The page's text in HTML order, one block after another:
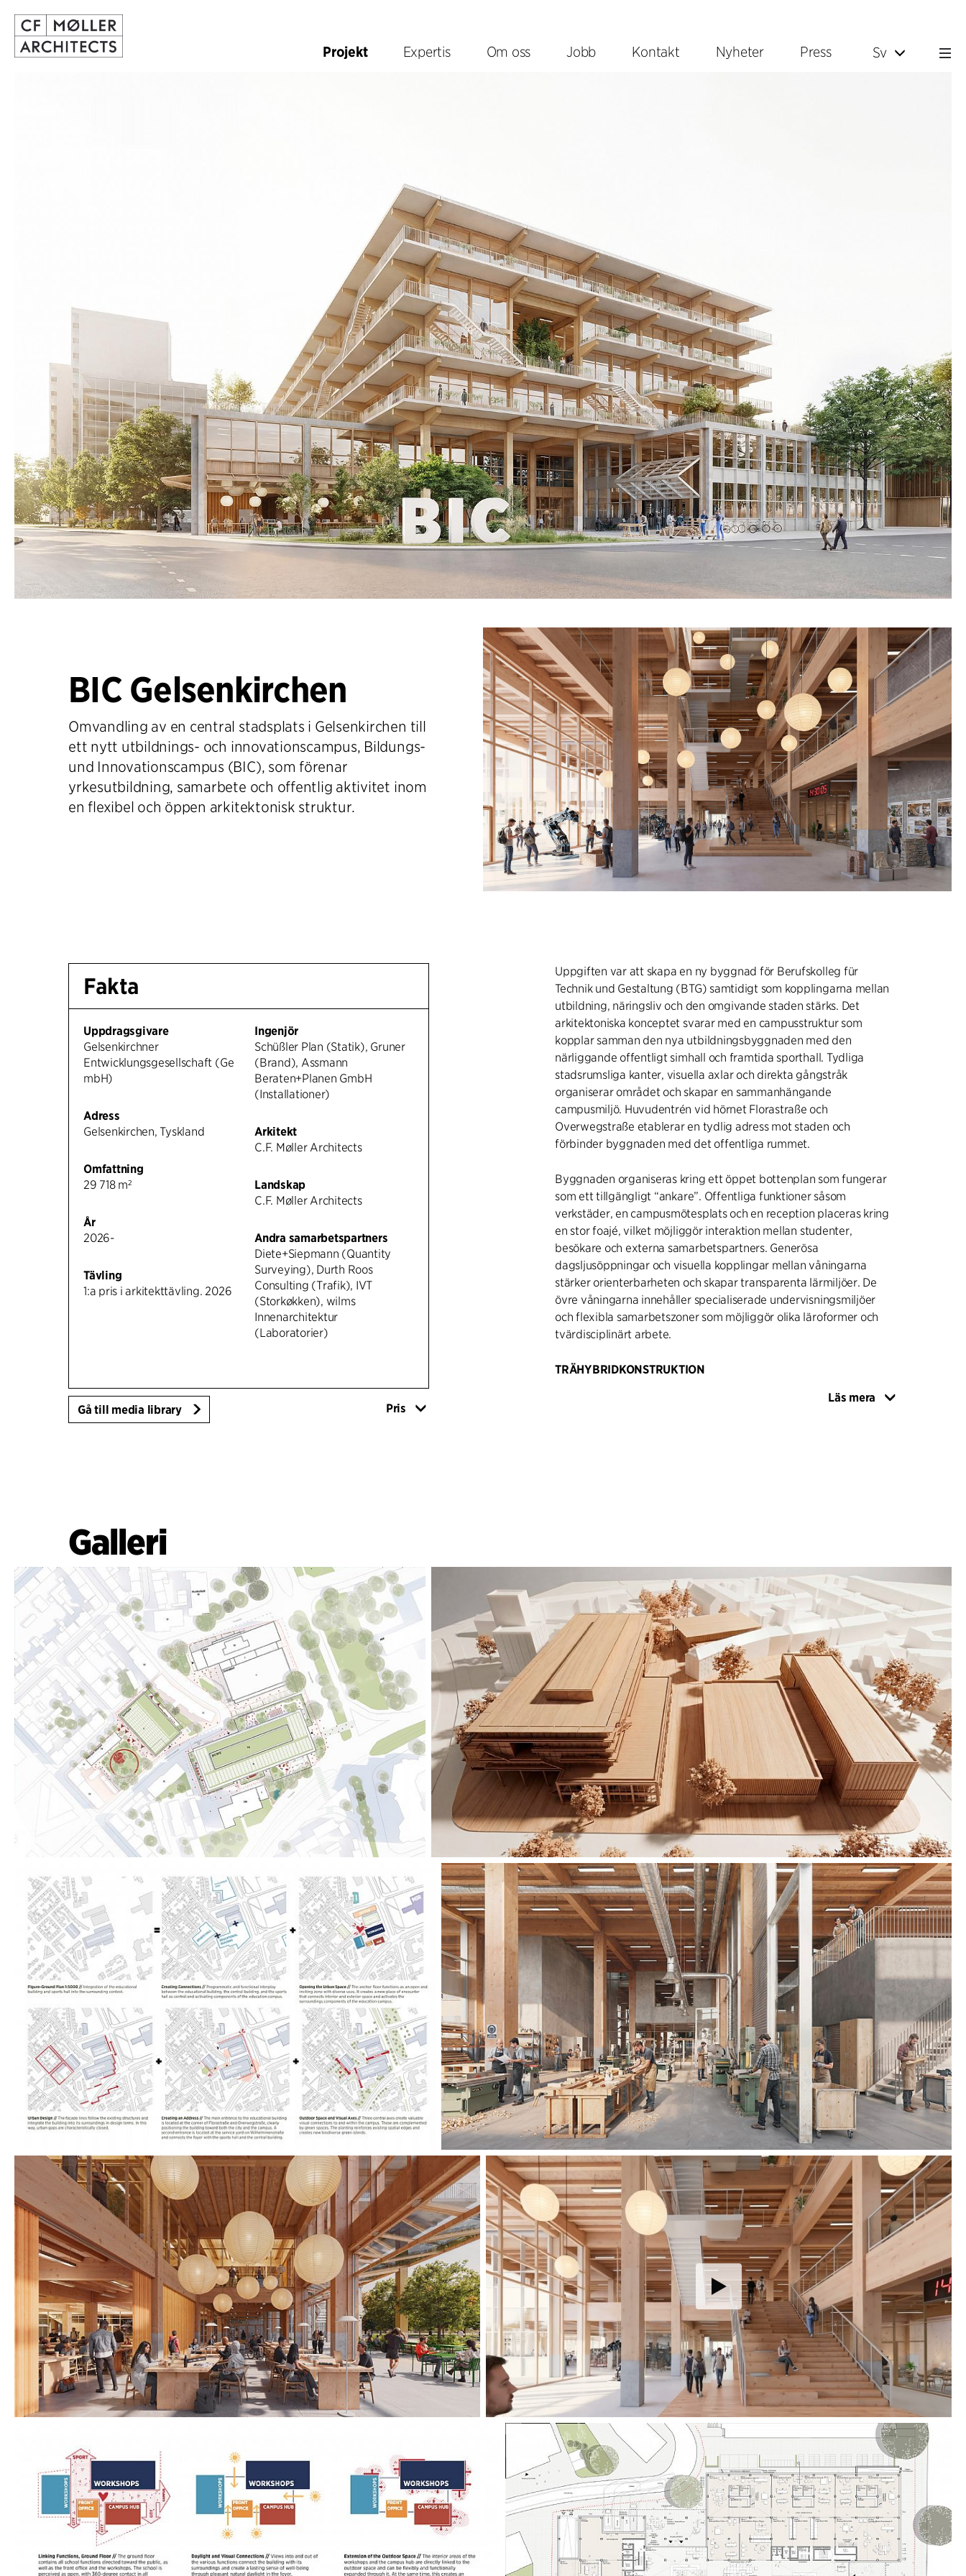
Projekt Expertis Om oss Jobb Kontakt Nyheter Press Sv
BIC Gelsenkirchen
Omvandling av en central stadsplats i Gelsenkirchen till
ett nytt utbildnings- och innovationscampus, Bildungs-
und Innovationscampus (BIC), som förenar
yrkesutbildning, samarbete och offentlig aktivitet inom
en flexibel och öppen arkitektonisk struktur.
Fakta
Uppdragsgivare
Gelsenkirchner
Entwicklungsgesellschaft (Ge
mbH)
Adress
Gelsenkirchen, Tyskland
Omfattning
29 718 m²
År
2026-
Tävling
1:a pris i arkitekttävling. 2026
Ingenjör
Schüßler Plan (Statik), Gruner
(Brand), Assmann
Beraten+Planen GmbH
(Installationer)
Arkitekt
C.F. Møller Architects
Landskap
C.F. Møller Architects
Andra samarbetspartners
Diete+Siepmann (Quantity
Surveying), Durth Roos
Consulting (Trafik), IVT
(Storkøkken), wilms
Innenarchitektur
(Laboratorier)
Gå till media library Pris
Uppgiften var att skapa en ny byggnad för Berufskolleg für
Technik und Gestaltung (BTG) samtidigt som kopplingarna mellan
utbildning, näringsliv och den omgivande staden stärks. Det
arkitektoniska konceptet svarar med en campusstruktur som
kopplar samman den nya utbildningsbyggnaden med den
närliggande offentligt simhall och framtida sporthall. Tydliga
stadsrumsliga kanter, visuella axlar och direkta gångstråk
organiserar området och skapar en sammanhängande
campusmiljö. Huvudentrén vid hörnet Florastraße och
Overwegstraße etablerar en tydlig adress mot staden och
förbinder byggnaden med det offentliga rummet.
Byggnaden organiseras kring ett öppet bottenplan som fungerar
som ett tillgängligt “ankare”. Offentliga funktioner såsom
verkstäder, en campusmötesplats och en reception placeras kring
en stor foajé, vilket möjliggör interaktion mellan studenter,
besökare och externa samarbetspartners. Generösa
dagsljusöppningar och visuella kopplingar mellan våningarna
stärker orienterbarheten och skapar transparenta lärmiljöer. De
övre våningarna innehåller specialiserade undervisningsmiljöer
och flexibla samarbetszoner som möjliggör olika läroformer och
tvärdisciplinärt arbete.
TRÄHYBRIDKONSTRUKTION
Arkitekturen använder ett konstruktivt system som till stor del
för möten och rekreation. Verkstäder och campusfunktioner i
bottenvåningen öppnar sig mot dessa yttre rum och möjliggör
flexibel användning samtidigt som relationen mellan byggnad och
stad stärks. En ny idrottshall i trähybridkonstruktion kompletterar
campusområdet och stärker de rumsliga och funktionella
kopplingarna mellan utbildning, idrott och offentlig användning.
Tillsammans etablerar campuset en samtida utbildningsmiljö som
förenar yrkesutbildning, innovation och urban tillgänglighet.
Läs mera
Galleri